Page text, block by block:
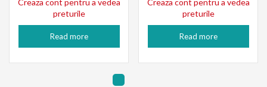
Creaza cont pentru a vedea
preturile
Read more
Creaza cont pentru a vedea
preturile
Read more